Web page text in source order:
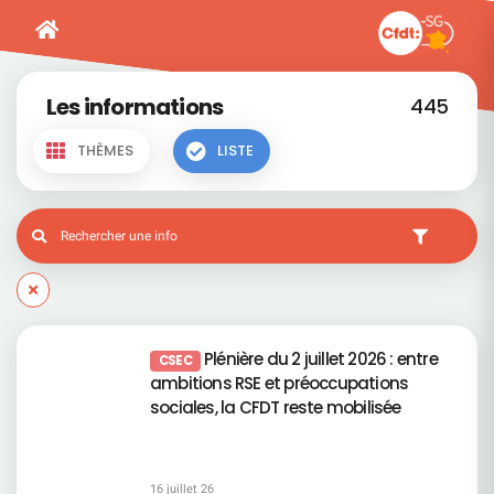
Les informations 445
THÈMES LISTE
CSEC Plénière du 2 juillet 2026 : entre
ambitions RSE et préoccupations
sociales, la CFDT reste mobilisée
16 juillet 26